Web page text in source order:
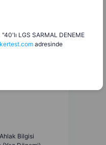
Bilgisi
"40'lı LGS SARMAL DENEME
adresinde